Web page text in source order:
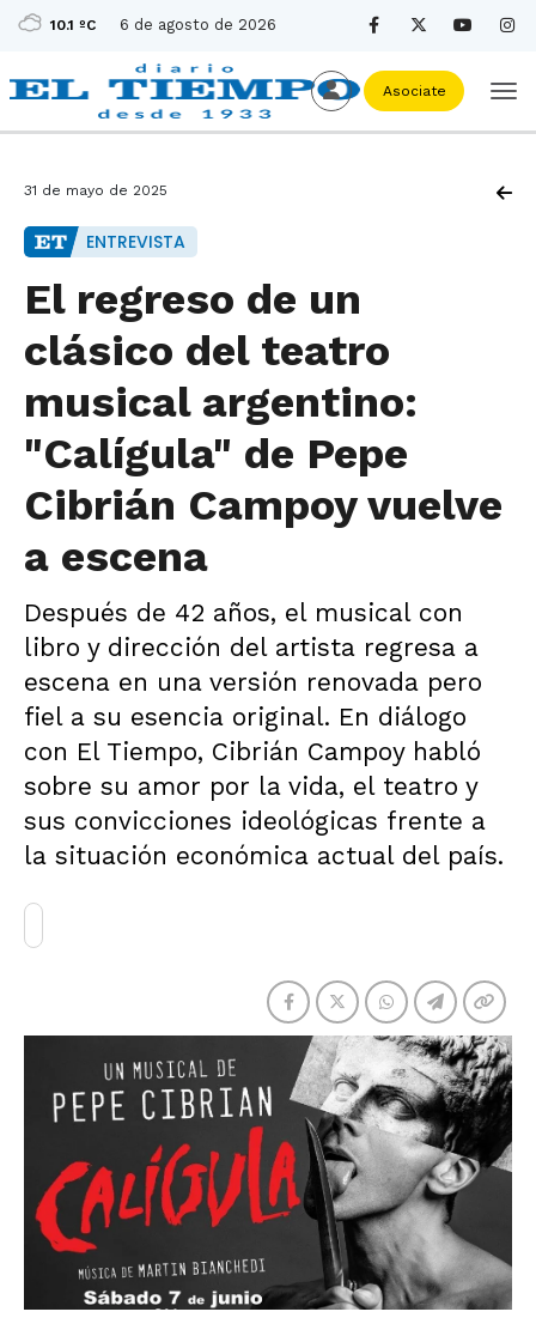
10.1 ºC 6 de agosto de 2026
Asociate
31 de mayo de 2025
ENTREVISTA
El regreso de un
clásico del teatro
musical argentino:
"Calígula" de Pepe
Cibrián Campoy vuelve
a escena
Después de 42 años, el musical con
libro y dirección del artista regresa a
escena en una versión renovada pero
fiel a su esencia original. En diálogo
con El Tiempo, Cibrián Campoy habló
sobre su amor por la vida, el teatro y
sus convicciones ideológicas frente a
la situación económica actual del país.